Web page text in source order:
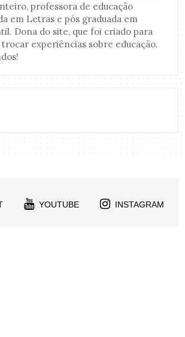
professora de educação
em Letras e pós graduada em
Dona do site, que foi criado para
experiências sobre educação.
YOUTUBE INSTAGRAM